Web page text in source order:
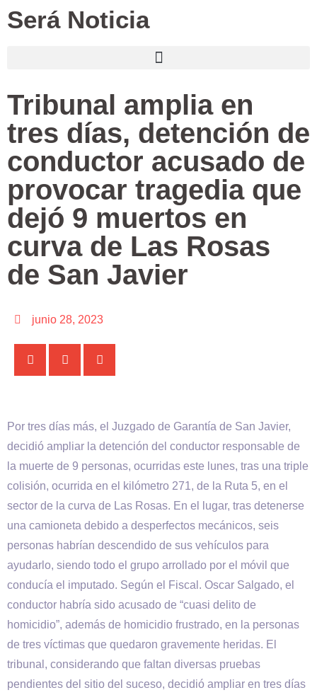
Será Noticia
Tribunal amplia en
tres días, detención de
conductor acusado de
provocar tragedia que
dejó 9 muertos en
curva de Las Rosas
de San Javier
junio 28, 2023
Por tres días más, el Juzgado de Garantía de San Javier,
decidió ampliar la detención del conductor responsable de
la muerte de 9 personas, ocurridas este lunes, tras una triple
colisión, ocurrida en el kilómetro 271, de la Ruta 5, en el
sector de la curva de Las Rosas. En el lugar, tras detenerse
una camioneta debido a desperfectos mecánicos, seis
personas habrían descendido de sus vehículos para
ayudarlo, siendo todo el grupo arrollado por el móvil que
conducía el imputado. Según el Fiscal. Oscar Salgado, el
conductor habría sido acusado de “cuasi delito de
homicidio”, además de homicidio frustrado, en la personas
de tres víctimas que quedaron gravemente heridas. El
tribunal, considerando que faltan diversas pruebas
pendientes del sitio del suceso, decidió ampliar en tres días